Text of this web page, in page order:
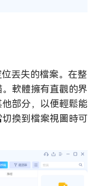
丟失的檔案。在整
軟體擁有直觀的界
部分，以便輕鬆能
換到檔案視圖時可